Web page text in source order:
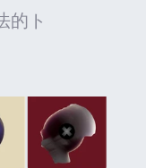
的ト